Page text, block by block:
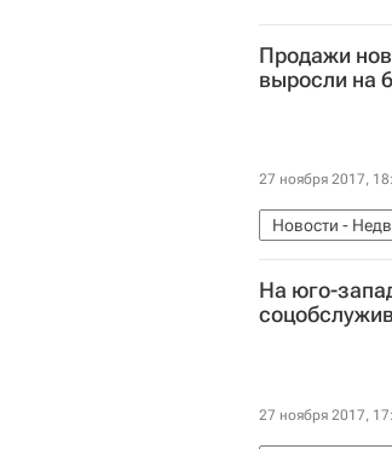
Продажи
выросли на
27 ноября 2017,
Новости -
На юго-
27 ноября 2017,